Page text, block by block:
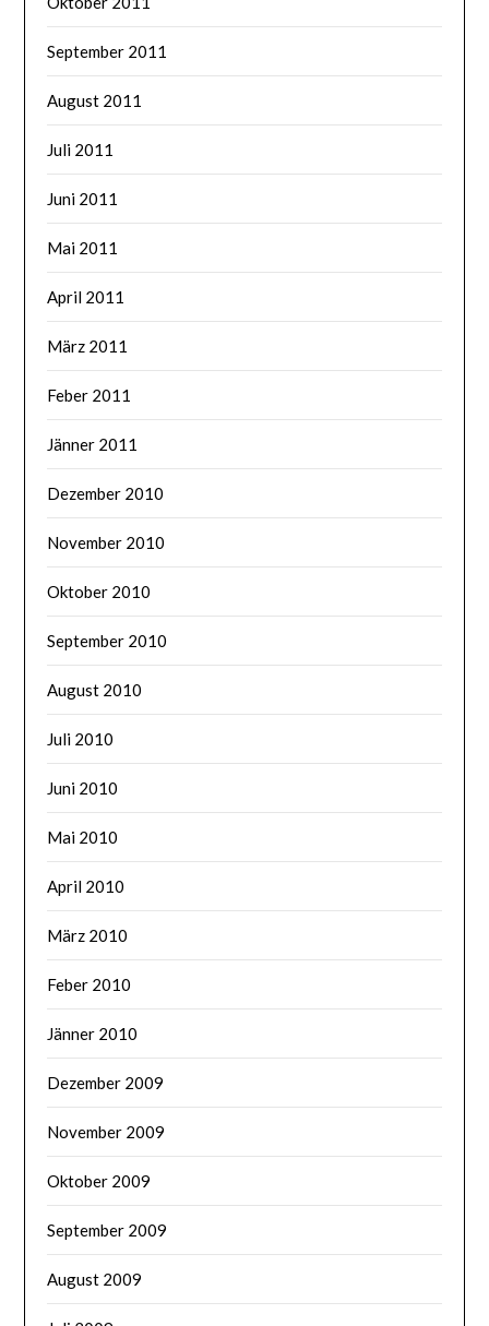
September 2011
August 2011
Juli 2011
Juni 2011
Mai 2011
April 2011
März 2011
Feber 2011
Jänner 2011
Dezember 2010
November 2010
Oktober 2010
September 2010
August 2010
Juli 2010
Juni 2010
Mai 2010
April 2010
März 2010
Feber 2010
Jänner 2010
Dezember 2009
November 2009
Oktober 2009
September 2009
August 2009